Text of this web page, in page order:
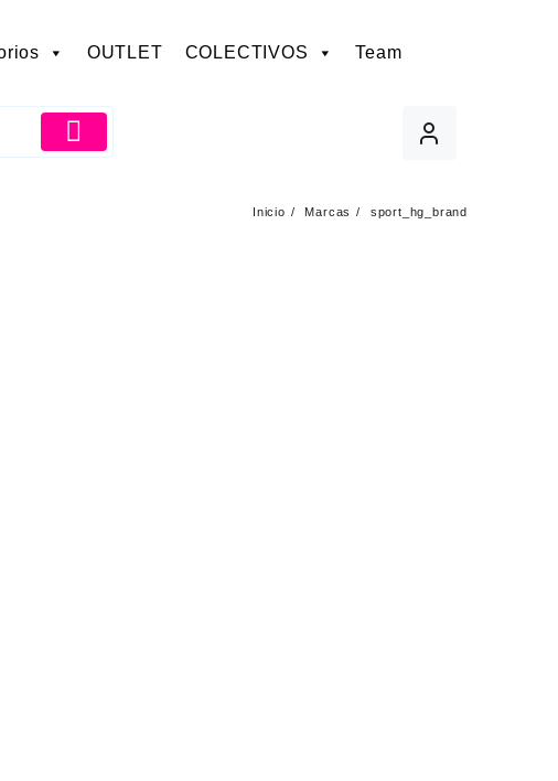
OUTLET COLECTIVOS Team
Inicio Marcas sport_hg_brand